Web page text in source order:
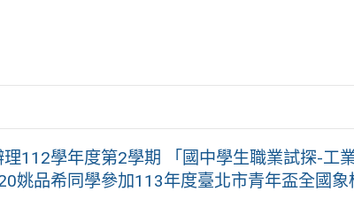
112學年度第2學期 「國中學生職業試探-工
姚品希同學參加113年度臺北市青年盃全國象